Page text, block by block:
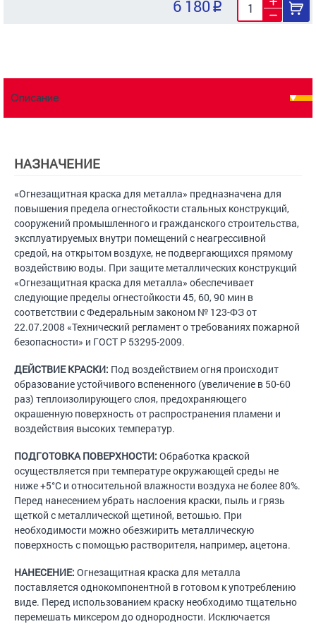
6 180
Описание
НАЗНАЧЕНИЕ
«Огнезащитная краска для металла» предназначена для
повышения предела огнестойкости стальных конструкций,
сооружений промышленного и гражданского строительства,
эксплуатируемых внутри помещений с неагрессивной
средой, на открытом воздухе, не подвергающихся прямому
воздействию воды. При защите металлических конструкций
«Огнезащитная краска для металла» обеспечивает
следующие пределы огнестойкости 45, 60, 90 мин в
соответствии с Федеральным законом № 123-ФЗ от
22.07.2008 «Технический регламент о требованиях пожарной
безопасности» и ГОСТ Р 53295-2009.
ДЕЙСТВИЕ КРАСКИ: Под воздействием огня происходит
образование устойчивого вспененного (увеличение в 50-60
раз) теплоизолирующего слоя, предохраняющего
окрашенную поверхность от распространения пламени и
воздействия высоких температур.
ПОДГОТОВКА ПОВЕРХНОСТИ: Обработка краской
осуществляется при температуре окружающей среды не
ниже +5°С и относительной влажности воздуха не более 80%.
Перед нанесением убрать наслоения краски, пыль и грязь
щеткой с металлической щетиной, ветошью. При
необходимости можно обезжирить металлическую
поверхность с помощью растворителя, например, ацетона.
НАНЕСЕНИЕ: Огнезащитная краска для металла
поставляется однокомпонентной в готовом к употреблению
виде. Перед использованием краску необходимо тщательно
перемешать миксером до однородности. Исключается